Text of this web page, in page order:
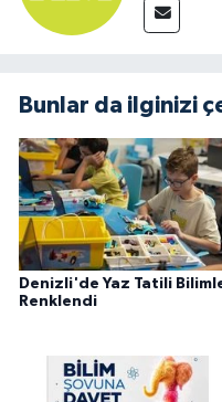
Bunlar da ilginizi
Denizli'de Yaz Tatili
Renklendi